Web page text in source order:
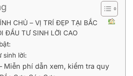
CHỦ – VỊ TRÍ ĐẸP TẠI BẮC
ĐẦU TƯ SINH LỜI CAO
sinh lời:
Miễn phí dẫn xem, kiểm tra quy